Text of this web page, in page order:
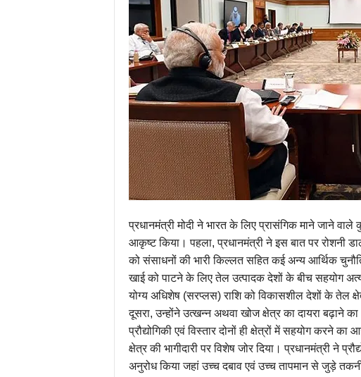
प्रधानमंत्री मोदी ने भारत के लिए प्रासंगिक माने जाने वाले
आकृष्ट किया। पहला, प्रधानमंत्री ने इस बात पर रोशनी
को संसाधनों की भारी किल्लत सहित कई अन्य आर्थिक
खाई को पाटने के लिए तेल उत्पादक देशों के बीच सहयोग
योग्य अधिशेष (सरप्लस) राशि को विकासशील देशों के तेल
दूसरा, उन्होंने उत्खन्न अथवा खोज क्षेत्र का दायरा बढ़ाने
प्रौद्योगिकी एवं विस्तार दोनों ही क्षेत्रों में सहयोग करने
क्षेत्र की भागीदारी पर विशेष जोर दिया। प्रधानमंत्री ने
अनुरोध किया जहां उच्च दबाव एवं उच्च तापमान से जुड़े